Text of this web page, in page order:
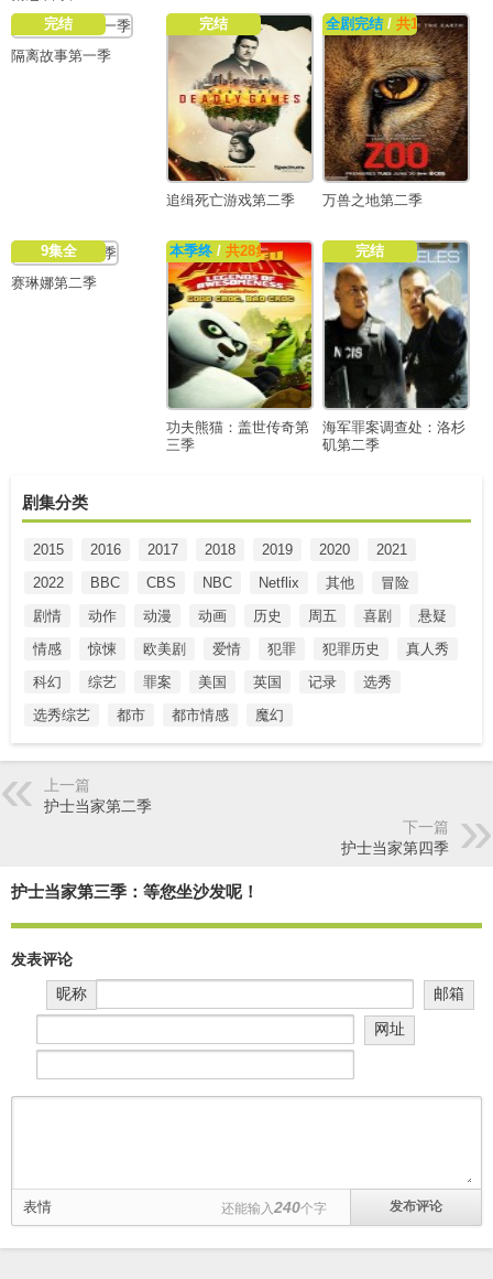
完结
隔离故事第一季
完结
追缉死亡游戏第二季
全剧完结/ 共13集
万兽之地第二季
9集全
赛琳娜第二季
本季终 /共28集
功夫熊猫：盖世传奇第
三季
完结
海军罪案调查处：洛杉
矶第二季
剧集分类
2015 2016 2017 2018 2019 2020
2021
2022
BBC CBS NBC Netflix 其他
冒险
剧情
动作 动漫 动画 历史 周五 喜剧
悬疑
情感
惊悚 欧美剧 爱情 犯罪 犯罪历史
真人秀
科幻
综艺 罪案 美国 英国 记录
选秀
选秀综艺
都市 都市情感 魔幻
上一篇
护士当家第二季
下一篇
护士当家第四季
护士当家第三季：等您坐沙发呢！
发表评论
昵称
邮箱
网址
表情 还能输入 240个字